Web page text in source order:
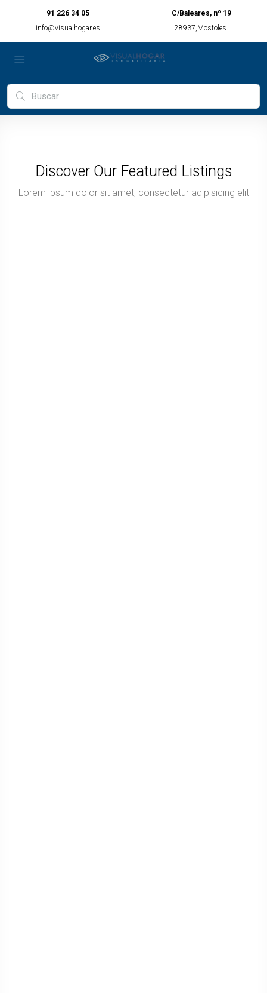
91 226 34 05
info@visualhogar.es
C/Baleares, nº 19
28937,Mostoles.
Discover Our Featured Listings
Lorem ipsum dolor sit amet, consectetur adipisicing elit